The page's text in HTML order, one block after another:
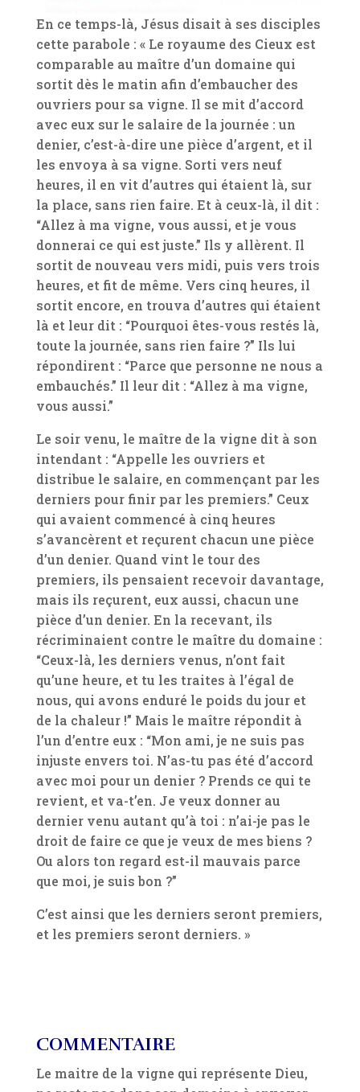
En ce temps-là, Jésus disait à ses disciples
cette parabole : « Le royaume des Cieux est
comparable au maître d’un domaine qui
sortit dès le matin afin d’embaucher des
ouvriers pour sa vigne. Il se mit d’accord
avec eux sur le salaire de la journée : un
denier, c’est-à-dire une pièce d’argent, et il
les envoya à sa vigne. Sorti vers neuf
heures, il en vit d’autres qui étaient là, sur
la place, sans rien faire. Et à ceux-là, il dit :
“Allez à ma vigne, vous aussi, et je vous
donnerai ce qui est juste.” Ils y allèrent. Il
sortit de nouveau vers midi, puis vers trois
heures, et fit de même. Vers cinq heures, il
sortit encore, en trouva d’autres qui étaient
là et leur dit : “Pourquoi êtes-vous restés là,
toute la journée, sans rien faire ?” Ils lui
répondirent : “Parce que personne ne nous a
embauchés.” Il leur dit : “Allez à ma vigne,
vous aussi.”
Le soir venu, le maître de la vigne dit à son
intendant : “Appelle les ouvriers et
distribue le salaire, en commençant par les
derniers pour finir par les premiers.” Ceux
qui avaient commencé à cinq heures
s’avancèrent et reçurent chacun une pièce
d’un denier. Quand vint le tour des
premiers, ils pensaient recevoir davantage,
mais ils reçurent, eux aussi, chacun une
pièce d’un denier. En la recevant, ils
récriminaient contre le maître du domaine :
“Ceux-là, les derniers venus, n’ont fait
qu’une heure, et tu les traites à l’égal de
nous, qui avons enduré le poids du jour et
de la chaleur !” Mais le maître répondit à
l’un d’entre eux : “Mon ami, je ne suis pas
injuste envers toi. N’as-tu pas été d’accord
avec moi pour un denier ? Prends ce qui te
revient, et va-t’en. Je veux donner au
dernier venu autant qu’à toi : n’ai-je pas le
droit de faire ce que je veux de mes biens ?
Ou alors ton regard est-il mauvais parce
que moi, je suis bon ?”
C’est ainsi que les derniers seront premiers,
et les premiers seront derniers. »
COMMENTAIRE
Le maitre de la vigne qui représente Dieu,